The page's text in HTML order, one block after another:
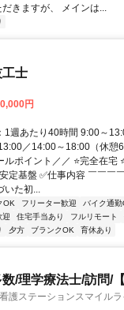
きますが、 メインは...
士
円
1週あたり40時間 9:00～
／14:00～18:00（休憩
ポイント／／ ⭐完全在宅
定基盤 ✅仕事内容 ￣￣￣
いた初...
OK フリーター歓迎 バイク通勤
迎 住宅手当あり フルリモート
夕方 ブランクOK 育休あり
/理学療法士/訪問/
護ステーションスマイルラ